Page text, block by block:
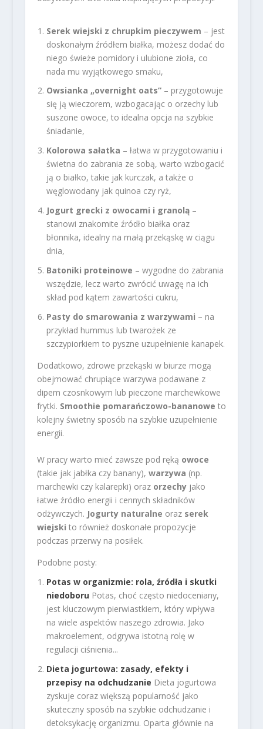
Serek wiejski z chrupkim pieczywem – jest
doskonałym źródłem białka, możesz dodać do
niego świeże pomidory i ulubione zioła, co
nada mu wyjątkowego smaku,
Owsianka „overnight oats”– przygotowuje
się ją wieczorem, wzbogacając o orzechy lub
suszone owoce, to idealna opcja na szybkie
śniadanie,
Kolorowa sałatka – łatwa w przygotowaniu i
świetna do zabrania ze sobą, warto wzbogacić
ją o białko, takie jak kurczak, a także o
węglowodany jak quinoa czy ryż,
Jogurt grecki z owocami i granolą–
stanowi znakomite źródło białka oraz
błonnika, idealny na małą przekąskę w ciągu
dnia,
Batoniki proteinowe – wygodne do zabrania
wszędzie, lecz warto zwrócić uwagę na ich
skład pod kątem zawartości cukru,
Pasty do smarowania z warzywami – na
przykład hummus lub twarożek ze
szczypiorkiem to pyszne uzupełnienie kanapek.
Dodatkowo, zdrowe przekąski w biurze mogą
obejmować chrupiące warzywa podawane z
dipem czosnkowym lub pieczone marchewkowe
frytki. Smoothie pomarańczowo-bananowe to
kolejny świetny sposób na szybkie uzupełnienie
energii.
W pracy warto mieć zawsze pod ręką owoce
(takie jak jabłka czy banany), warzywa (np.
marchewki czy kalarepki) oraz orzechyjako
łatwe źródło energii i cennych składników
odżywczych. Jogurty naturalne oraz serek
wiejski to również doskonałe propozycje
podczas przerwy na posiłek.
Podobne posty:
Potas w organizmie: rola, źródła i skutki
niedoboru Potas, choć często niedoceniany,
jest kluczowym pierwiastkiem, który wpływa
na wiele aspektów naszego zdrowia. Jako
makroelement, odgrywa istotną rolę w
regulacji ciśnienia...
Dieta jogurtowa: zasady, efekty i
przepisy na odchudzanie Dieta jogurtowa
zyskuje coraz większą popularność jako
skuteczny sposób na szybkie odchudzanie i
detoksykację organizmu. Oparta głównie na